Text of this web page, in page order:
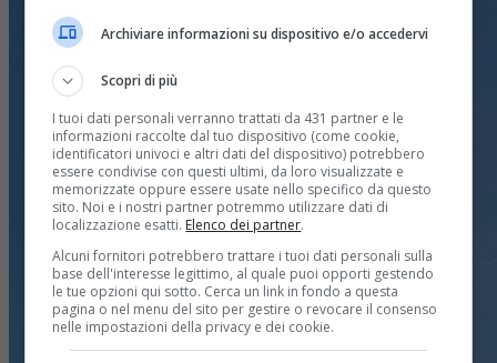
Archiviare informazioni su dispositivo e/o accedervi
Scopri di più
I tuoi dati personali verranno trattati da 431 partner e le
informazioni raccolte dal tuo dispositivo (come cookie,
identificatori univoci e altri dati del dispositivo) potrebbero
essere condivise con questi ultimi, da loro visualizzate e
memorizzate oppure essere usate nello specifico da questo
sito. Noi e i nostri partner potremmo utilizzare dati di
localizzazione esatti. Elenco dei partner.
Alcuni fornitori potrebbero trattare i tuoi dati personali sulla
base dell'interesse legittimo, al quale puoi opporti gestendo
le tue opzioni qui sotto. Cerca un link in fondo a questa
pagina o nel menu del sito per gestire o revocare il consenso
nelle impostazioni della privacy e dei cookie.